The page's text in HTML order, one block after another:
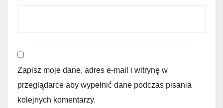
Zapisz moje dane, adres e-mail i witrynę w
przeglądarce aby wypełnić dane podczas pisania
kolejnych komentarzy.